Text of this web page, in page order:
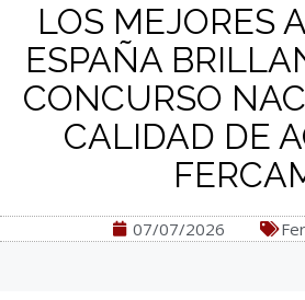
LOS MEJORES
ESPAÑA
CONCURSO
CALIDAD DE
07/07/2026